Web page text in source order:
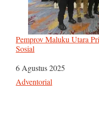
Pemprov Maluku Utara
Sosial
Tanggal
6 Agustus 2025
Sehubungan dengan
Adventorial